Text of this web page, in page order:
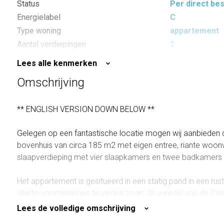
Status
Per direct
Energielabel
C
Type woning
appartement
Aantal verdiepingen
2
Inhoud
Lees alle kenmerken
Omschrijving
** ENGLISH VERSION DOWN BELOW **
Gelegen op een fantastische locatie mogen wij
bovenhuis van circa 185 m2 met eigen entree, riante
slaapverdieping met vier slaapkamers en twee badkamers
Het appartement is gesitueerd in een statig pand in een
allerlei voorzieningen te vinden zoals de winkels van de
Beethovenstraat, de Ferdinand Bolstraat en de beroemde
Lees de volledige omschrijving